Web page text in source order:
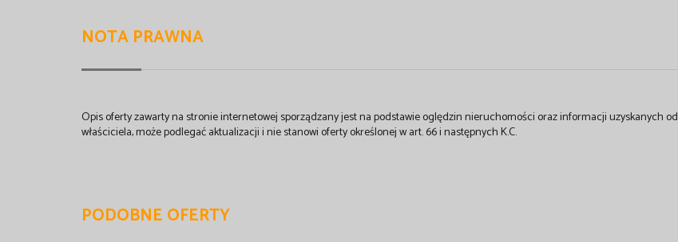
NOTA PRAWNA
Opis oferty zawarty na stronie internetowej sporządzany jest na podstawie oględzin nieruchomości oraz informacji uzyskanych od
właściciela, może podlegać aktualizacji i nie stanowi oferty określonej w art. 66 i następnych K.C.
PODOBNE OFERTY